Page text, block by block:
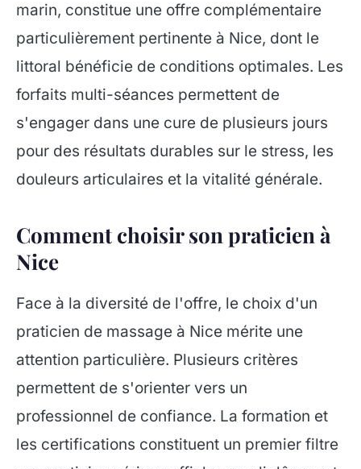
marin, constitue une offre complémentaire
particulièrement pertinente à Nice, dont le
littoral bénéficie de conditions optimales. Les
forfaits multi-séances permettent de
s'engager dans une cure de plusieurs jours
pour des résultats durables sur le stress, les
douleurs articulaires et la vitalité générale.
Comment choisir son praticien à
Nice
Face à la diversité de l'offre, le choix d'un
praticien de massage à Nice mérite une
attention particulière. Plusieurs critères
permettent de s'orienter vers un
professionnel de confiance. La formation et
les certifications constituent un premier filtre